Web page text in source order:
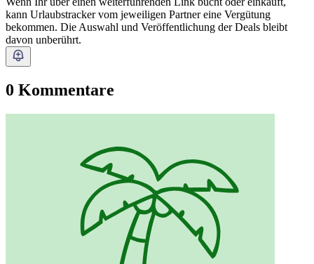
kann Urlaubstracker vom jeweiligen Partner eine Vergütung
bekommen. Die Auswahl und Veröffentlichung der Deals bleibt
davon unberührt.
0 Kommentare